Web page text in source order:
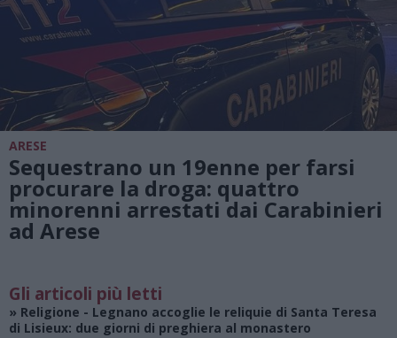
ARESE
Sequestrano un 19enne per farsi
procurare la droga: quattro
minorenni arrestati dai Carabinieri
ad Arese
Gli articoli più letti
» Religione - Legnano accoglie le reliquie di Santa Teresa
di Lisieux: due giorni di preghiera al monastero